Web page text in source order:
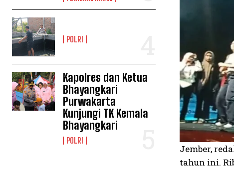
POLRI
Kapolres dan Ketua
Bhayangkari
Purwakarta
Kunjungi TK Kemala
Bhayangkari
POLRI
Jember,
tahun ini.